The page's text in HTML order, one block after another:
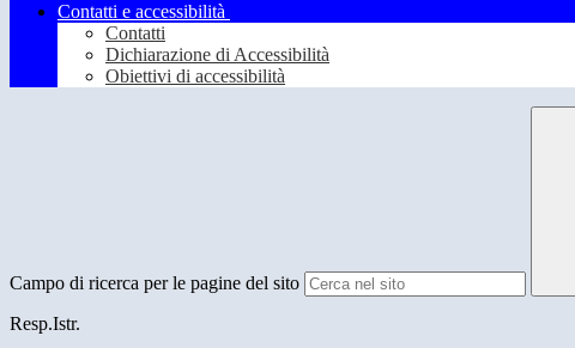
Contatti e accessibilità
Contatti
Dichiarazione di Accessibilità
Obiettivi di accessibilità
Campo di ricerca per le pagine del sito
Resp.Istr.